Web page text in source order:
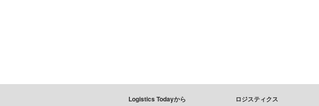
Logistics Todayから ロジスティクス